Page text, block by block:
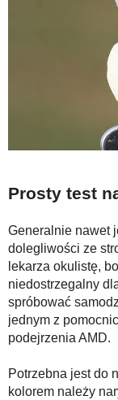
Prosty test
Generalnie nawet
dolegliwości ze
lekarza okulistę,
niedostrzegalny
spróbować
jednym z
podejrzenia AMD.
Potrzebna jest do
kolorem należy